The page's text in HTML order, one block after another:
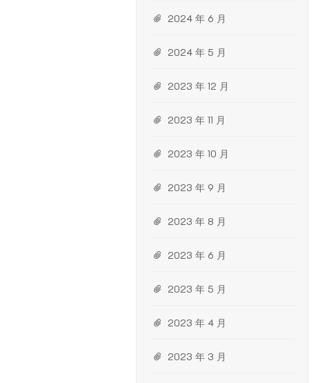
2024 年 6 月
2024 年 5 月
2023 年 12 月
2023 年 11 月
2023 年 10 月
2023 年 9 月
2023 年 8 月
2023 年 6 月
2023 年 5 月
2023 年 4 月
2023 年 3 月